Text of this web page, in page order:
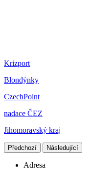
Krizport
Blondýnky
CzechPoint
nadace ČEZ
Jihomoravský kraj
Předchozí Následující
Adresa